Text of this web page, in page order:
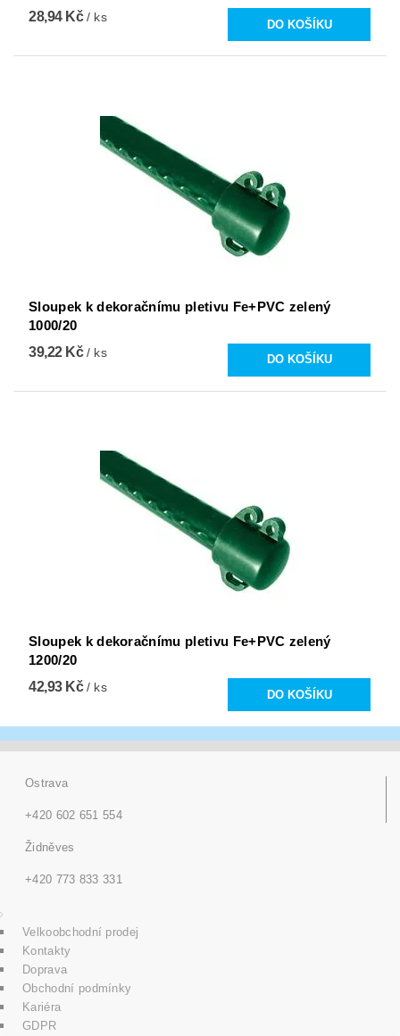
28,94 Kč/ ks
Sloupek k dekoračnímu pletivu Fe+PVC zelený
1000/20
39,22 Kč/ ks
Sloupek k dekoračnímu pletivu Fe+PVC zelený
1200/20
42,93 Kč/ ks
Ostrava
+420 602 651 554
Židněves
+420 773 833 331
Velkoobchodní prodej
Kontakty
Doprava
Obchodní podmínky
Kariéra
GDPR